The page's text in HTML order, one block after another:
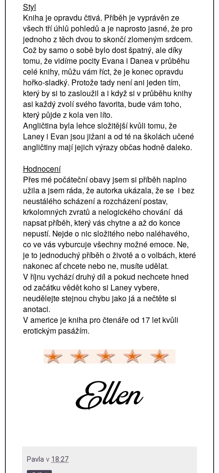
Styl
Kniha je opravdu čtivá. Příběh je vyprávěn ze
všech tří úhlů pohledů a je naprosto jasné, že pro
jednoho z těch dvou to skončí zlomeným srdcem.
Což by samo o sobě bylo dost špatný, ale díky
tomu, že vidíme pocity Evana i Danea v průběhu
celé knihy, můžu vám říct, že je konec opravdu
hořko-sladký. Protože tady není ani jeden tím,
který by si to zasloužil a i když si v průběhu knihy
asi každý zvolí svého favorita, bude vám toho,
který půjde z kola ven líto.
Angličtina byla lehce složitější kvůli tomu, že
Laney i Evan jsou jižani a od té na školách učené
angličtiny mají jejich výrazy občas hodně daleko.
Hodnocení
Přes mé počáteční obavy jsem si příběh naplno
užila a jsem ráda, že autorka ukázala, že se i bez
neustálého scházení a rozcházení postav,
krkolomných zvratů a nelogického chování dá
napsat příběh, který vás chytne a až do konce
nepustí. Nejde o nic složitého nebo naléhavého,
co ve vás vyburcuje všechny možné emoce. Ne,
je to jednoduchý příběh o životě a o volbách, které
nakonec ať chcete nebo ne, musíte udělat.
V říjnu vychází druhý díl a pokud nechcete hned
od začátku vědět koho si Laney vybere,
neudělejte stejnou chybu jako já a nečtěte si
anotaci.
V americe je kniha pro čtenáře od 17 let kvůli
erotickým pasážím.
Pavla v 18:27